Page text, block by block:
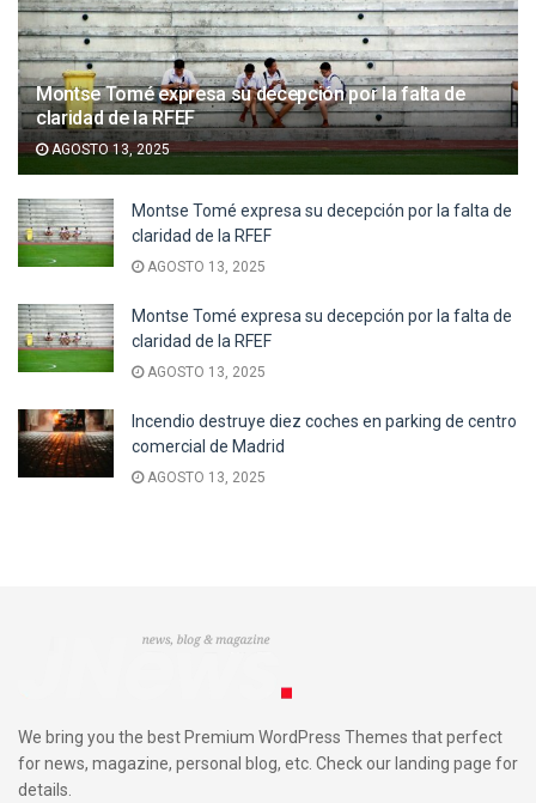
Montse Tomé expresa su decepción por la falta de
claridad de la RFEF
AGOSTO 13, 2025
Montse Tomé expresa su decepción por la falta de
claridad de la RFEF
AGOSTO 13, 2025
Montse Tomé expresa su decepción por la falta de
claridad de la RFEF
AGOSTO 13, 2025
Incendio destruye diez coches en parking de centro
comercial de Madrid
AGOSTO 13, 2025
We bring you the best Premium WordPress Themes that perfect
for news, magazine, personal blog, etc. Check our landing page for
details.